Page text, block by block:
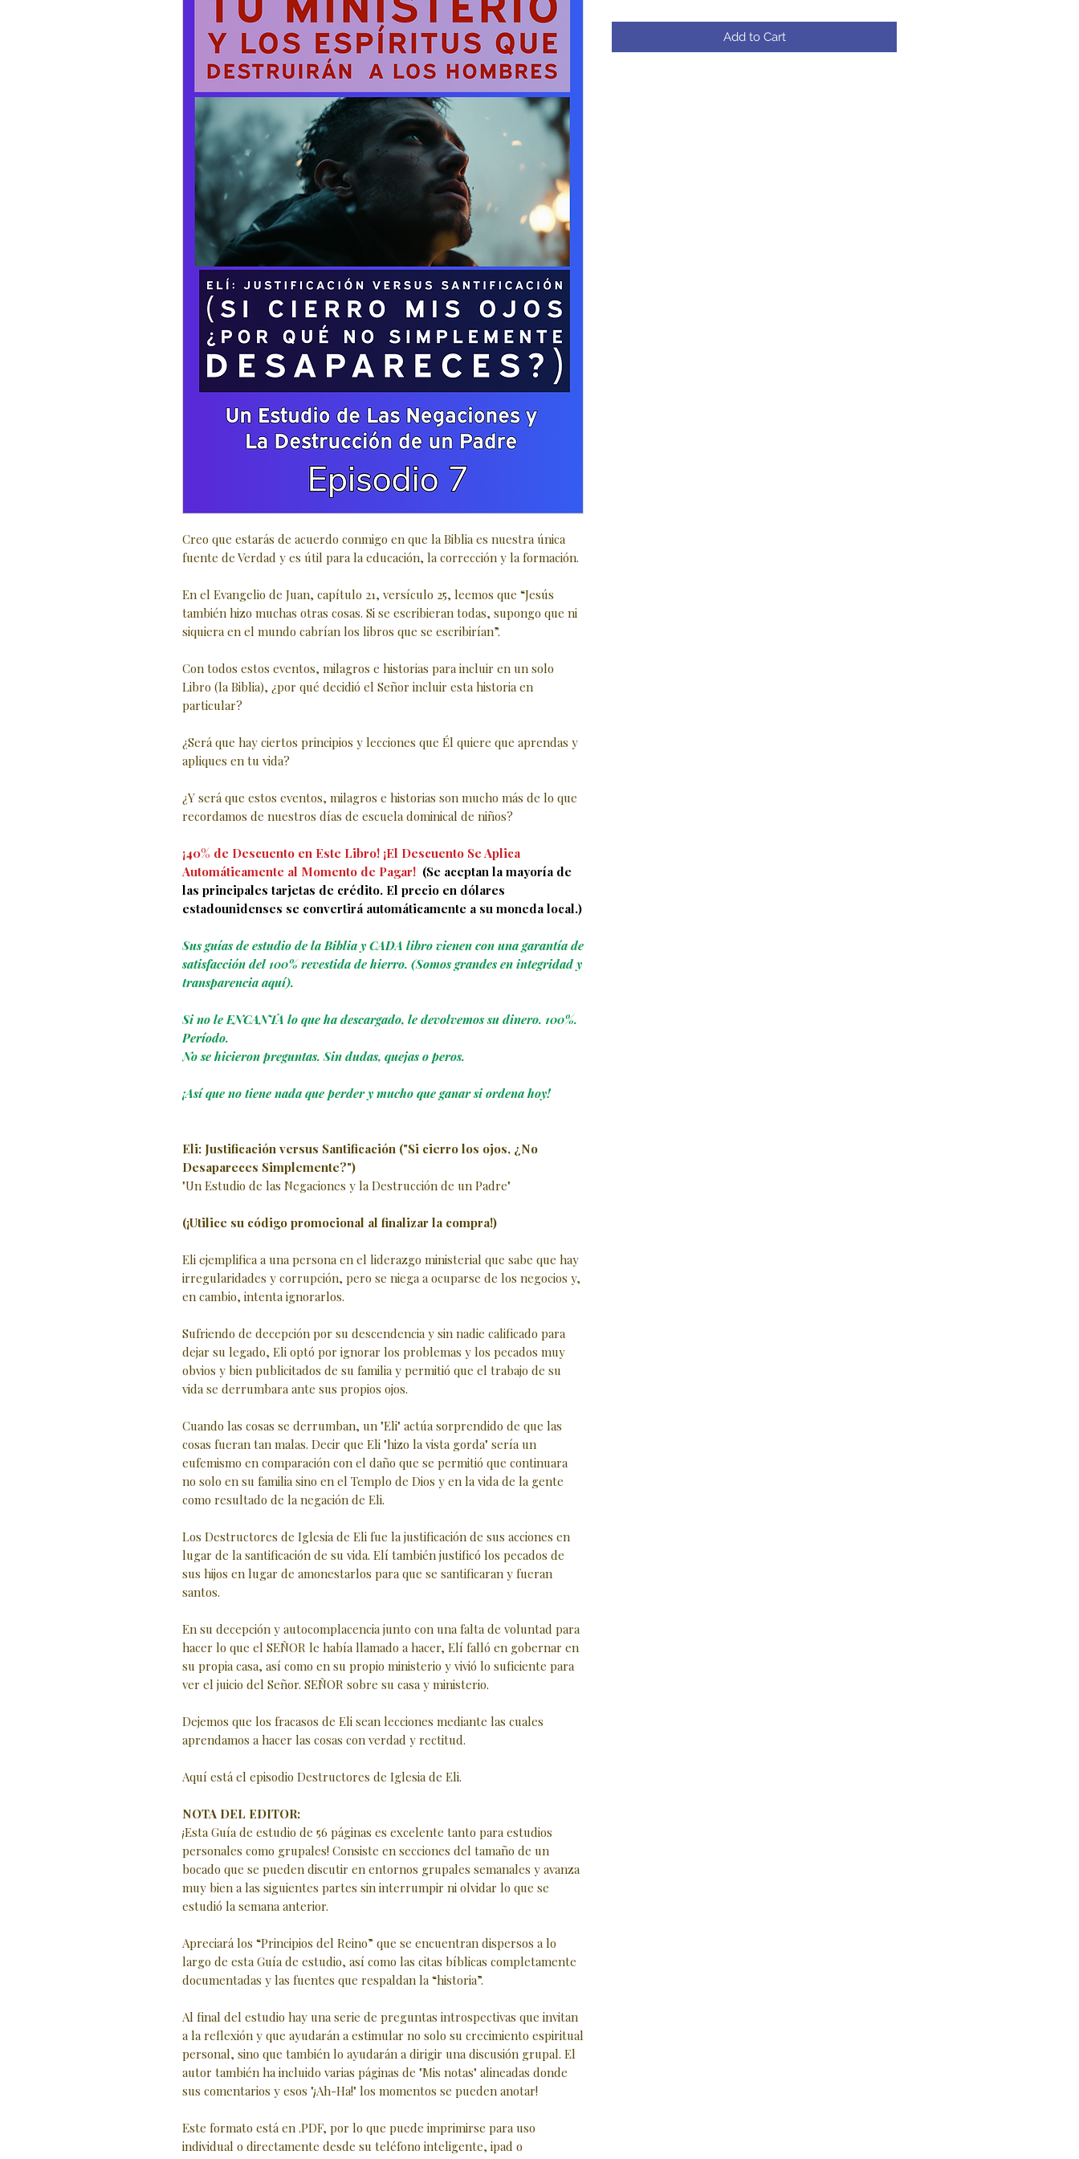
Creo que estarás de acuerdo conmigo en que la Biblia es nuestra única
fuente de Verdad y es útil para la educación, la corrección y la formación.
En el Evangelio de Juan, capítulo 21, versículo 25, leemos que “Jesús
también hizo muchas otras cosas. Si se escribieran todas, supongo que ni
siquiera en el mundo cabrían los libros que se escribirían”.
Con todos estos eventos, milagros e historias para incluir en un solo
Libro (la Biblia), ¿por qué decidió el Señor incluir esta historia en
particular?
¿Será que hay ciertos principios y lecciones que Él quiere que aprendas y
apliques en tu vida?
¿Y será que estos eventos, milagros e historias son mucho más de lo que
recordamos de nuestros días de escuela dominical de niños?
¡40% de Descuento en Este Libro! ¡El Descuento Se Aplica
Automáticamente al Momento de Pagar! (Se aceptan la mayoría de
las principales tarjetas de crédito. El precio en dólares
estadounidenses se convertirá automáticamente a su moneda local.)
Sus guías de estudio de la Biblia y CADA libro vienen con una garantía de
satisfacción del 100% revestida de hierro. (Somos grandes en integridad y
transparencia aquí).
Si no le ENCANTA lo que ha descargado, le devolvemos su dinero. 100%.
Período.
No se hicieron preguntas. Sin dudas, quejas o peros.
¡Así que no tiene nada que perder y mucho que ganar si ordena hoy!
Eli: Justificación versus Santificación ("Si cierro los ojos, ¿No
Desapareces Simplemente?")
"Un Estudio de las Negaciones y la Destrucción de un Padre"
(¡Utilice su código promocional al finalizar la compra!)
Eli ejemplifica a una persona en el liderazgo ministerial que sabe que hay
irregularidades y corrupción, pero se niega a ocuparse de los negocios y,
en cambio, intenta ignorarlos.
Sufriendo de decepción por su descendencia y sin nadie calificado para
dejar su legado, Eli optó por ignorar los problemas y los pecados muy
obvios y bien publicitados de su familia y permitió que el trabajo de su
vida se derrumbara ante sus propios ojos.
Cuando las cosas se derrumban, un "Eli" actúa sorprendido de que las
cosas fueran tan malas. Decir que Eli "hizo la vista gorda" sería un
eufemismo en comparación con el daño que se permitió que continuara
no solo en su familia sino en el Templo de Dios y en la vida de la gente
como resultado de la negación de Eli.
Los Destructores de Iglesia de Eli fue la justificación de sus acciones en
lugar de la santificación de su vida. Elí también justificó los pecados de
sus hijos en lugar de amonestarlos para que se santificaran y fueran
santos.
En su decepción y autocomplacencia junto con una falta de voluntad para
hacer lo que el SEÑOR le había llamado a hacer, Elí falló en gobernar en
su propia casa, así como en su propio ministerio y vivió lo suficiente para
ver el juicio del Señor. SEÑOR sobre su casa y ministerio.
Dejemos que los fracasos de Eli sean lecciones mediante las cuales
aprendamos a hacer las cosas con verdad y rectitud.
Aquí está el episodio Destructores de Iglesia de Eli.
NOTA DEL EDITOR:
¡Esta Guía de estudio de 56 páginas es excelente tanto para estudios
personales como grupales! Consiste en secciones del tamaño de un
bocado que se pueden discutir en entornos grupales semanales y avanza
muy bien a las siguientes partes sin interrumpir ni olvidar lo que se
estudió la semana anterior.
Apreciará los “Principios del Reino” que se encuentran dispersos a lo
largo de esta Guía de estudio, así como las citas bíblicas completamente
documentadas y las fuentes que respaldan la “historia”.
Al final del estudio hay una serie de preguntas introspectivas que invitan
a la reflexión y que ayudarán a estimular no solo su crecimiento espiritual
personal, sino que también lo ayudarán a dirigir una discusión grupal. El
autor también ha incluido varias páginas de "Mis notas" alineadas donde
sus comentarios y esos "¡Ah-Ha!" los momentos se pueden anotar!
Este formato está en .PDF, por lo que puede imprimirse para uso
individual o directamente desde su teléfono inteligente, ipad o
Add to Cart